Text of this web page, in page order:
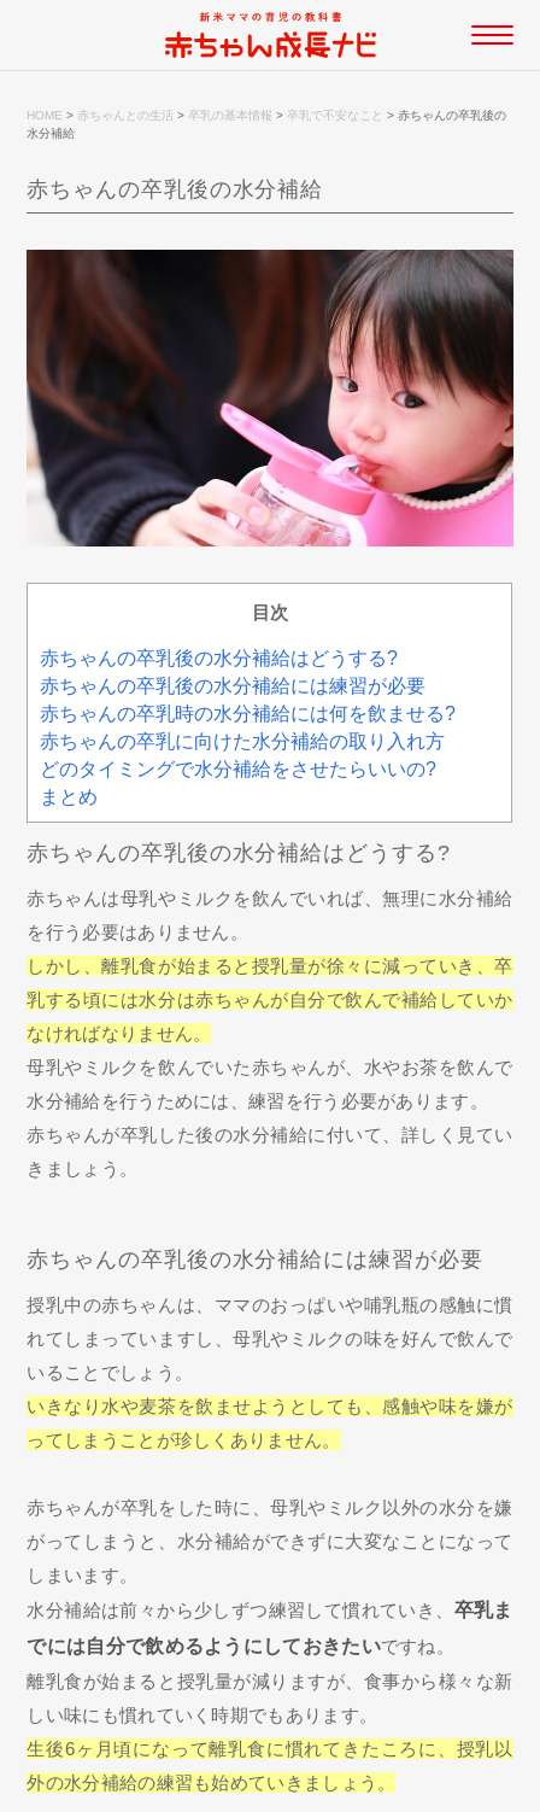
HOME > 赤ちゃんとの生活 > 卒乳の基本情報 > 卒乳で不安なこと >赤ちゃんの卒乳後の
水分補給
赤ちゃんの卒乳後の水分補給
目次
赤ちゃんの卒乳後の水分補給はどうする?
赤ちゃんの卒乳後の水分補給には練習が必要
赤ちゃんの卒乳時の水分補給には何を飲ませる?
赤ちゃんの卒乳に向けた水分補給の取り入れ方
どのタイミングで水分補給をさせたらいいの?
まとめ
赤ちゃんの卒乳後の水分補給はどうする?
赤ちゃんは母乳やミルクを飲んでいれば、無理に水分補給
を行う必要はありません。
しかし、離乳食が始まると授乳量が徐々に減っていき、卒
乳する頃には水分は赤ちゃんが自分で飲んで補給していか
なければなりません。
母乳やミルクを飲んでいた赤ちゃんが、水やお茶を飲んで
水分補給を行うためには、練習を行う必要があります。
赤ちゃんが卒乳した後の水分補給に付いて、詳しく見てい
きましょう。
赤ちゃんの卒乳後の水分補給には練習が必要
授乳中の赤ちゃんは、ママのおっぱいや哺乳瓶の感触に慣
れてしまっていますし、母乳やミルクの味を好んで飲んで
いることでしょう。
いきなり水や麦茶を飲ませようとしても、感触や味を嫌が
ってしまうことが珍しくありません。
赤ちゃんが卒乳をした時に、母乳やミルク以外の水分を嫌
がってしまうと、水分補給ができずに大変なことになって
しまいます。
水分補給は前々から少しずつ練習して慣れていき、 卒乳ま
でには自分で飲めるようにしておきたいですね。
離乳食が始まると授乳量が減りますが、食事から様々な新
しい味にも慣れていく時期でもあります。
生後6ヶ月頃になって離乳食に慣れてきたころに、授乳以
外の水分補給の練習も始めていきましょう。